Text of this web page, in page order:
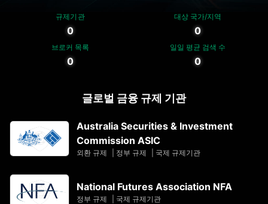
규제기관
0
대상 국가/지역
0
브로커 목록
0
일일 평균 검색 수
0
글로벌 금융 규제 기관
Australia Securities & Investment
Commission ASIC
외환 규제 정부 규제 국제 규제기관
National Futures Association NFA
정부 규제 국제 규제기관